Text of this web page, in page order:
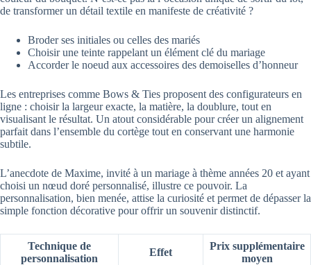
de transformer un détail textile en manifeste de créativité ?
Broder ses initiales ou celles des mariés
Choisir une teinte rappelant un élément clé du mariage
Accorder le noeud aux accessoires des demoiselles d’honneur
Les entreprises comme Bows & Ties proposent des configurateurs en
ligne : choisir la largeur exacte, la matière, la doublure, tout en
visualisant le résultat. Un atout considérable pour créer un alignement
parfait dans l’ensemble du cortège tout en conservant une harmonie
subtile.
L’anecdote de Maxime, invité à un mariage à thème années 20 et ayant
choisi un nœud doré personnalisé, illustre ce pouvoir. La
personnalisation, bien menée, attise la curiosité et permet de dépasser la
simple fonction décorative pour offrir un souvenir distinctif.
Technique de
personnalisation
Effet
Prix supplémentaire
moyen